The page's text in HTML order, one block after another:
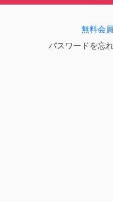
無料会
パスワードを忘